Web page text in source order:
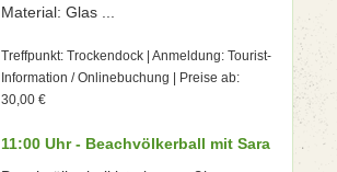
Material: Glas ...
Treffpunkt: Trockendock | Anmeldung: Tourist-
Information / Onlinebuchung | Preise ab:
30,00 €
11:00 Uhr - Beachvölkerball mit Sara